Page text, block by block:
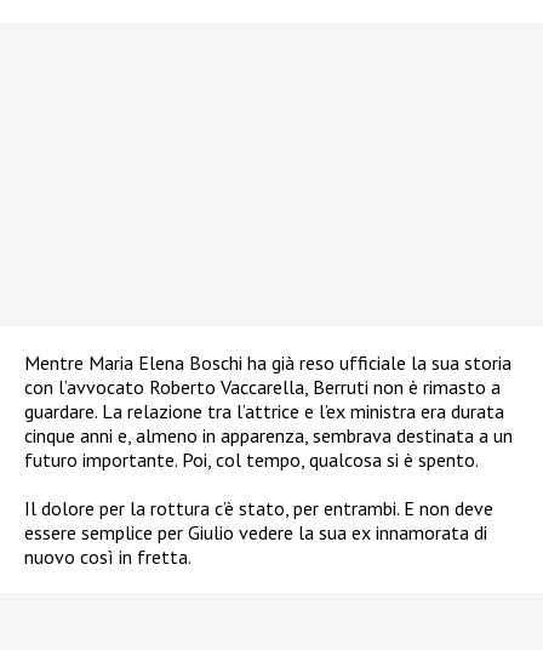
Mentre Maria Elena Boschi ha già reso ufficiale la sua storia
con l’avvocato Roberto Vaccarella, Berruti non è rimasto a
guardare. La relazione tra l’attrice e l’ex ministra era durata
cinque anni e, almeno in apparenza, sembrava destinata a un
futuro importante. Poi, col tempo, qualcosa si è spento.
Il dolore per la rottura c’è stato, per entrambi. E non deve
essere semplice per Giulio vedere la sua ex innamorata di
nuovo così in fretta.